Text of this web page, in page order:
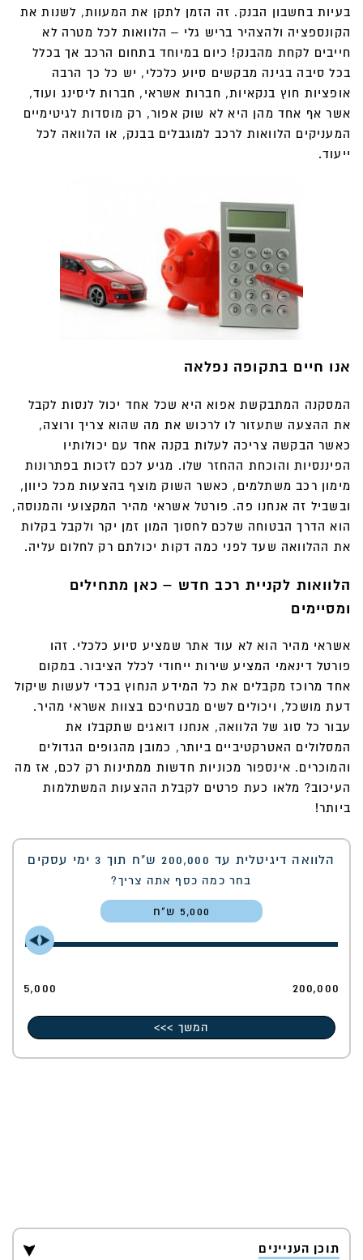
בעיות בחשבון הבנק. זה הזמן לתקן את המעוות, לשנות את
הקונספציה ולהצהיר בריש גלי – הלוואות לכל מטרה לא
חייבים לקחת מהבנק! כיום במיוחד בתחום הרכב אך בכלל
בכל סיבה בגינה מבקשים סיוע כלכלי, יש כל כך הרבה
אופציות חוץ בנקאיות, חברות אשראי, חברות ליסינג ועוד,
אשר אף אחד מהן היא לא שוק אפור, רק מוסדות לגיטימיים
המעניקים הלוואות לרכב למוגבלים בבנק, או הלוואה לכל
ייעוד.
אנו חיים בתקופה נפלאה
המסקנה המתבקשת אפוא היא שכל אחד יכול לנסות לקבל
את ההצעה שתעזור לו לרכוש את מה שהוא צריך ורוצה,
כאשר הבקשה צריכה לעלות בקנה אחד עם יכולותיו
הפיננסיות והוכחת ההחזר שלו. מגיע לכם לזכות בפתרונות
מימון רכב משתלמים, כאשר השוק מוצף בהצעות מכל כיוון,
ובשביל זה אנחנו פה. פורטל אשראי מהיר המקצועי והמנוסה,
הוא הדרך הבטוחה שלכם לחסוך המון זמן יקר ולקבל בקלות
את ההלוואה שעד לפני כמה דקות יכולתם רק לחלום עליה.
הלוואות לקניית רכב חדש – כאן מתחילים
ומסיימים
אשראי מהיר הוא לא עוד אתר שמציע סיוע כלכלי. זהו
פורטל דינאמי המציע שירות ייחודי לכלל הציבור. במקום
אחד מרוכז מקבלים את כל המידע הנחוץ בכדי לעשות שיקול
דעת מושכל, ויכולים לשים מבטחיכם בצוות אשראי מהיר.
עבור כל סוג של הלוואה, אנחנו דואגים שתקבלו את
המסלולים האטרקטיביים ביותר, כמובן מהגופים הגדולים
והמוכרים. אינספור מכוניות חדשות ממתינות רק לכם, אז מה
העיכוב? מלאו כעת פרטים לקבלת ההצעות המשתלמות
ביותר!
הלוואה דיגיטלית עד 200,000 ש"ח תוך 3 ימי עסקים
בחר כמה כסף אתה צריך?
5,000
5,000 200,000
המשך >>>
תוכן העניינים